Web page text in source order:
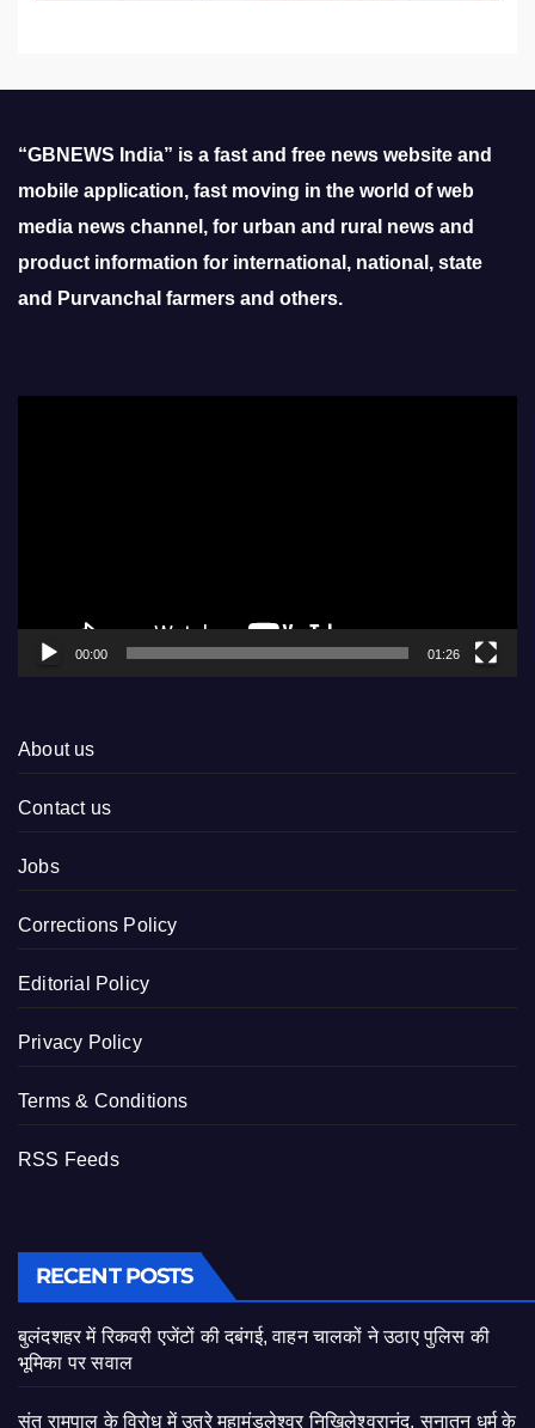
“GBNEWS India” is a fast and free news website and
mobile application, fast moving in the world of web
media news channel, for urban and rural news and
product information for international, national, state
and Purvanchal farmers and others.
00:00 01:26
About us
Contact us
Jobs
Corrections Policy
Editorial Policy
Privacy Policy
Terms & Conditions
RSS Feeds
RECENT POSTS
बुलंदशहर में रिकवरी एजेंटों की दबंगई, वाहन चालकों ने उठाए पुलिस की
भूमिका पर सवाल
संत रामपाल के विरोध में उतरे महामंडलेश्वर निखिलेश्वरानंद, सनातन धर्म के